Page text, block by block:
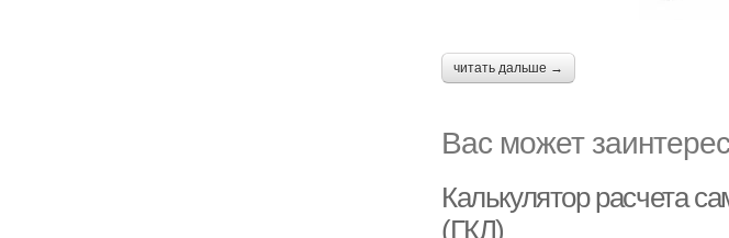
читать дальше →
Вас может
Калькулятор расчета
(ГКЛ)